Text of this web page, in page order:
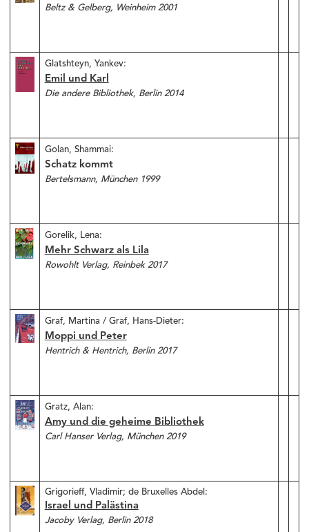
Beltz & Gelberg, Weinheim 2001
Glatshteyn, Yankev:
Emil und Karl
Die andere Bibliothek, Berlin 2014
Golan, Shammai:
Schatz kommt
Bertelsmann, München 1999
Gorelik, Lena:
Mehr Schwarz als Lila
Rowohlt Verlag, Reinbek 2017
Graf, Martina / Graf, Hans-Dieter:
Moppi und Peter
Hentrich & Hentrich, Berlin 2017
Gratz, Alan:
Amy und die geheime Bibliothek
Carl Hanser Verlag, München 2019
Grigorieff, Vladimir; de Bruxelles Abdel:
Israel und Palästina
Jacoby Verlag, Berlin 2018